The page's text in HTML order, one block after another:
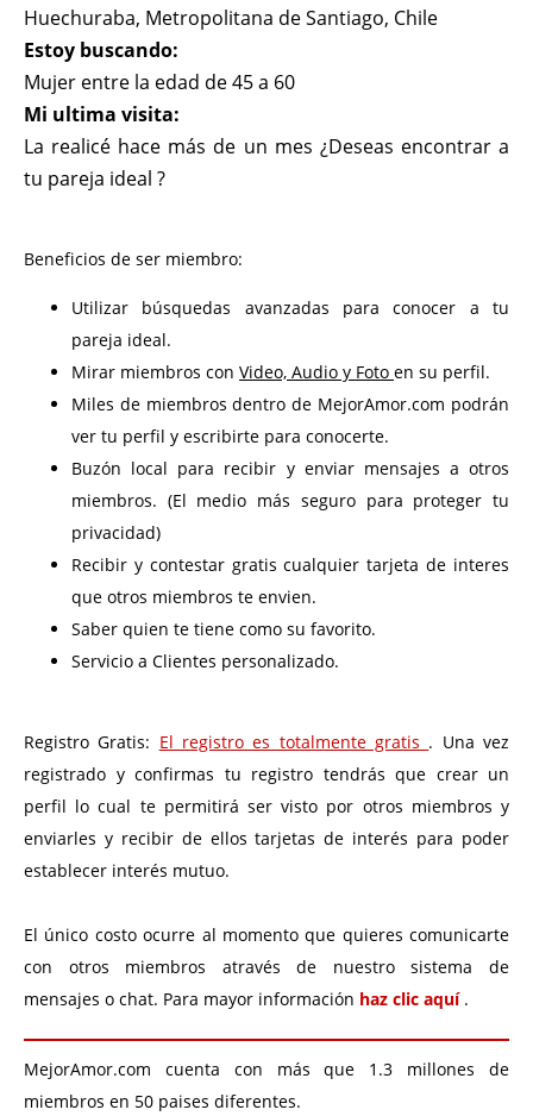
Huechuraba, Metropolitana de Santiago, Chile
Estoy buscando:
Mujer entre la edad de 45 a 60
Mi ultima visita:
La realicé hace más de un mes ¿Deseas encontrar a
tu pareja ideal ?
Beneficios de ser miembro:
Utilizar búsquedas avanzadas para conocer a tu
pareja ideal.
Mirar miembros con Video, Audio y Foto en su perfil.
Miles de miembros dentro de MejorAmor.com podrán
ver tu perfil y escribirte para conocerte.
Buzón local para recibir y enviar mensajes a otros
miembros. (El medio más seguro para proteger tu
privacidad)
Recibir y contestar gratis cualquier tarjeta de interes
que otros miembros te envien.
Saber quien te tiene como su favorito.
Servicio a Clientes personalizado.
Registro Gratis: El registro es totalmente gratis . Una vez
registrado y confirmas tu registro tendrás que crear un
perfil lo cual te permitirá ser visto por otros miembros y
enviarles y recibir de ellos tarjetas de interés para poder
establecer interés mutuo.
El único costo ocurre al momento que quieres comunicarte
con otros miembros através de nuestro sistema de
mensajes o chat. Para mayor información haz clic aquí .
MejorAmor.com cuenta con más que 1.3 millones de
miembros en 50 paises diferentes.